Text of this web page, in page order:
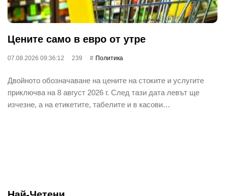
Цените само в евро от утре
07.08.2026 09:36:12 239 Политика
Двойното обозначаване на цените на стоките и услугите
приключва на 8 август 2026 г. След тази дата левът ще
изчезне, а на етикетите, табелите и в касови…